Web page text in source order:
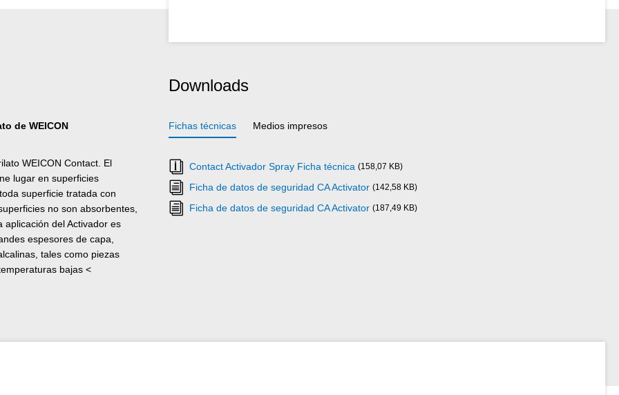
de WEICON
WEICON Contact. El
lugar en superficies
superficie tratada con
no son absorbentes,
aplicación del Activador es
espesores de capa,
tales como piezas
bajas <
Downloads
Fichas técnicas Medios impresos
Contact Activador Spray Ficha técnica (158,07 KB)
Ficha de datos de seguridad CA Activator (142,58 KB)
Ficha de datos de seguridad CA Activator (187,49 KB)